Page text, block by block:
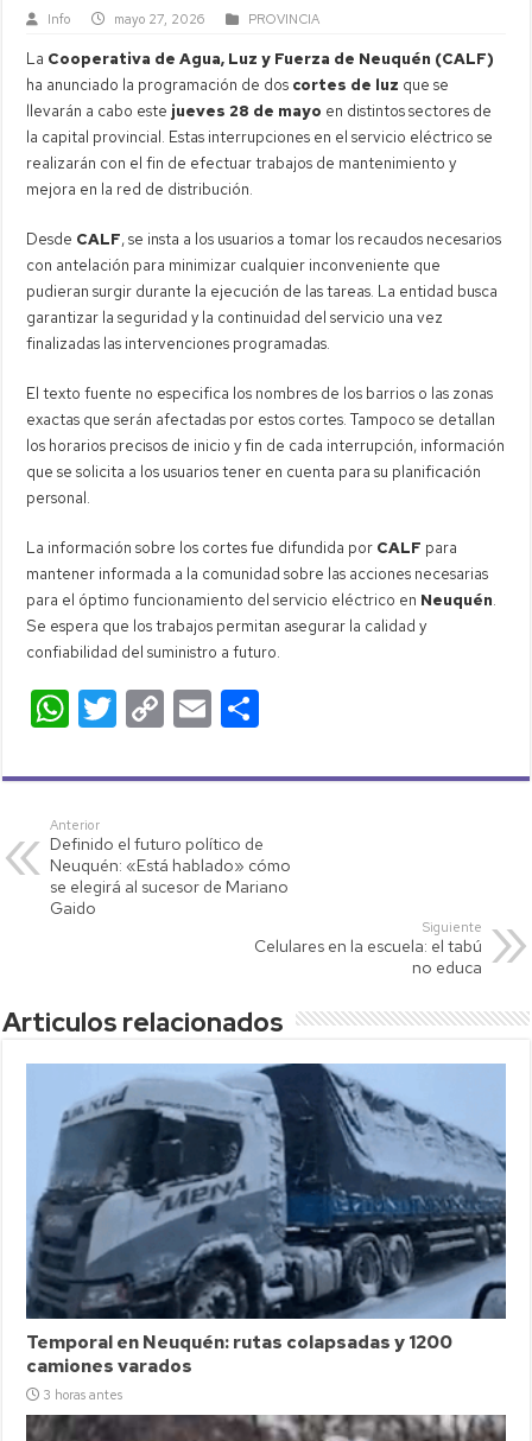
Info mayo 27, 2026 PROVINCIA
La Cooperativa de Agua, Luz y Fuerza de Neuquén (CALF)
ha anunciado la programación de dos cortes de luz que se
llevarán a cabo este jueves 28 de mayo en distintos sectores de
la capital provincial. Estas interrupciones en el servicio eléctrico se
realizarán con el fin de efectuar trabajos de mantenimiento y
mejora en la red de distribución.
Desde CALF, se insta a los usuarios a tomar los recaudos necesarios
con antelación para minimizar cualquier inconveniente que
pudieran surgir durante la ejecución de las tareas. La entidad busca
garantizar la seguridad y la continuidad del servicio una vez
finalizadas las intervenciones programadas.
El texto fuente no especifica los nombres de los barrios o las zonas
exactas que serán afectadas por estos cortes. Tampoco se detallan
los horarios precisos de inicio y fin de cada interrupción, información
que se solicita a los usuarios tener en cuenta para su planificación
personal.
La información sobre los cortes fue difundida por CALF para
mantener informada a la comunidad sobre las acciones necesarias
para el óptimo funcionamiento del servicio eléctrico en Neuquén.
Se espera que los trabajos permitan asegurar la calidad y
confiabilidad del suministro a futuro.
W
at
s
A
p
T
tt
C
p
Li
nk
E
ail m
ar
tir
Anterior
Definido el futuro político de
Neuquén: «Está hablado» cómo
se elegirá al sucesor de Mariano
Gaido
Siguiente
Celulares en la escuela: el tabú
no educa
Articulos relacionados
Temporal en Neuquén: rutas colapsadas y 1200
camiones varados
3 horas antes